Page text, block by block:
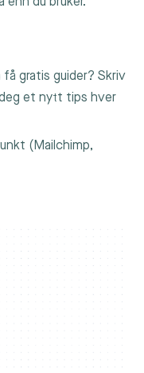
gratis guider? Skriv
et nytt tips hver
(Mailchimp,